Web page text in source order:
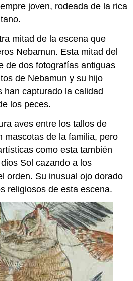
joven, rodeada de la rica
mitad de la escena que
Nebamun. Esta mitad del
de dos fotografías antiguas
de Nebamun y su hijo
han capturado la calidad
los peces.
aves entre los tallos de
mascotas de la familia, pero
como esta también
Sol cazando a los
orden. Su inusual ojo dorado
religiosos de esta escena.